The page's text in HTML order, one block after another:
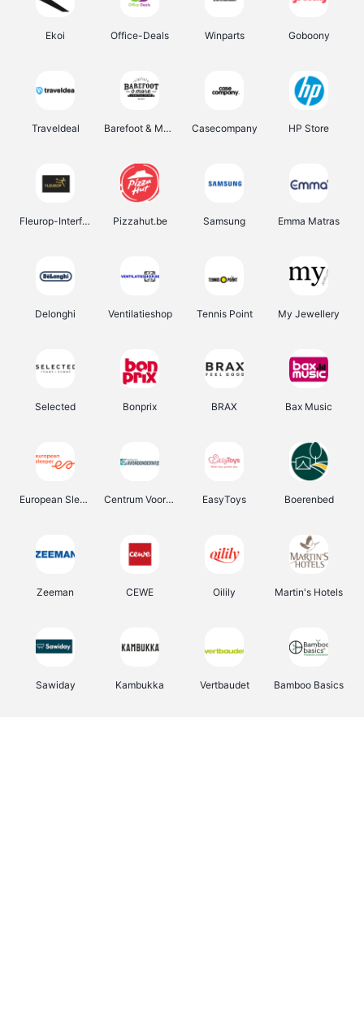
Ekoi Office-Deals Winparts Goboony
Traveldeal Barefoot & More Casecompany HP Store
Fleurop-Interflora Pizzahut.be Samsung Emma Matras
Delonghi Ventilatieshop Tennis Point My Jewellery
Selected Bonprix BRAX Bax Music
European Sleeper Centrum Voor Avondonderwijs EasyToys Boerenbed
Zeeman CEWE Oilily Martin's Hotels
Sawiday Kambukka Vertbaudet Bamboo Basics